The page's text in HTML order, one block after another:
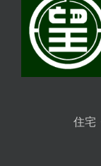
住宅